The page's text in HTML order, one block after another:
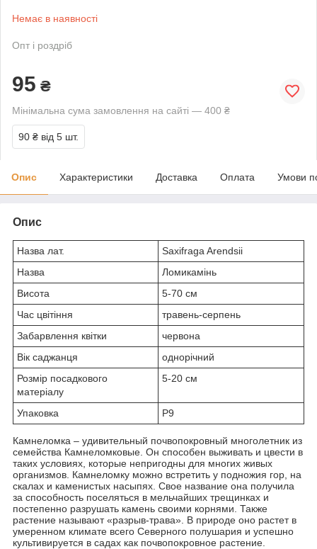
Немає в наявності
Опт і роздріб
95 ₴
Мінімальна сума замовлення на сайті — 400 ₴
90 ₴ від 5 шт.
Опис Характеристики Доставка Оплата Умови
Опис
Назва лат.
Saxifraga Arendsii
Назва
Ломикамінь
Висота
5-70 см
Час цвітіння
травень-серпень
Забарвлення квітки
червона
Вік саджанця
однорічний
Розмір посадкового
матеріалу
5-20 см
Упаковка P9
Камнеломка – удивительный почвопокровный многолетник из
семейства Камнеломковые. Он способен выживать и цвести в
таких условиях, которые непригодны для многих живых
организмов. Камнеломку можно встретить у подножия гор, на
скалах и каменистых насыпях. Свое название она получила
за способность поселяться в мельчайших трещинках и
постепенно разрушать камень своими корнями. Также
растение называют «разрыв-трава». В природе оно растет в
умеренном климате всего Северного полушария и успешно
культивируется в садах как почвопокровное растение.